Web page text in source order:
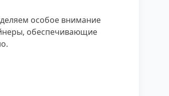
особое внимание
обеспечивающие